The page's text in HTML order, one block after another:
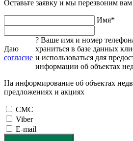
Оставьте заявку и мы перезвоним вам
Имя*
Даю
согласие
? Ваше имя и номер
храниться в базе данных
и использоваться для
информации об объектах
На информирование об объектах
предложениях и акциях
СМС
Viber
E-mail